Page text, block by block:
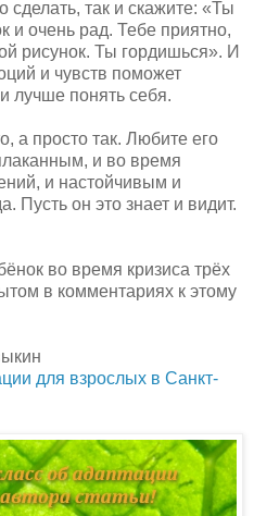
сделать, так и скажите: «Ты
и очень рад. Тебе приятно,
рисунок. Ты гордишься». И
и чувств поможет
лучше понять себя.
а просто так. Любите его
и во время
и настойчивым и
Пусть он это знает и видит.
во время кризиса трёх
в комментариях к этому
для взрослых в Санкт-